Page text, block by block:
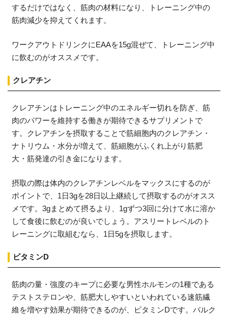
するだけではなく、筋肉の材料になり、トレーニング中の
筋肉減少を抑えてくれます。
ワークアウトドリンクにEAAを15g混ぜて、トレーニング中
に飲むのがオススメです。
クレアチン
クレアチンはトレーニング中のエネルギー切れを防ぎ、筋
肉のパワーを維持する働きが期待できるサプリメントで
す。クレアチンを摂取することで筋細胞内のクレアチン・
ナトリウム・水分が増えて、筋細胞がふくれ上がり筋肥
大・筋発達の引き金になります。
摂取の際は体内のクレアチンレベルをマックスにするのが
ポイントで、1日3gを28日以上継続して摂取するのがオスス
メです。3gまとめて摂るより、1gずつ3回に分けて水に溶か
して食後に飲むのが良いでしょう。アスリートレベルのト
レーニングに取組むなら、1日5gを摂取します。
ビタミンD
筋肉の量・強度のキープに必要な男性ホルモンの1種である
テストステロンや、筋肥大しやすいといわれている速筋繊
維を増やす効果が期待できるのが、ビタミンDです。バルク